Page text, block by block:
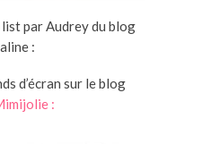
par Audrey du blog
:
d’écran sur le blog
: